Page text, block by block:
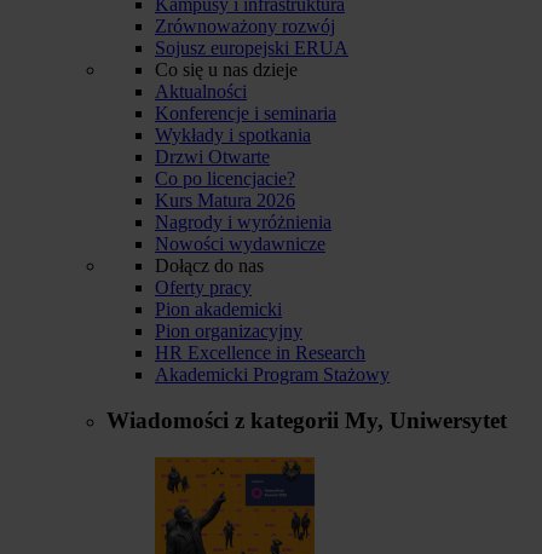
Zrównoważony rozwój
Sojusz europejski ERUA
Co się u nas dzieje
Aktualności
Konferencje i seminaria
Wykłady i spotkania
Drzwi Otwarte
Co po licencjacie?
Kurs Matura 2026
Nagrody i wyróżnienia
Nowości wydawnicze
Dołącz do nas
Oferty pracy
Pion akademicki
Pion organizacyjny
HR Excellence in Research
Akademicki Program Stażowy
Wiadomości z kategorii My, Uniwersytet